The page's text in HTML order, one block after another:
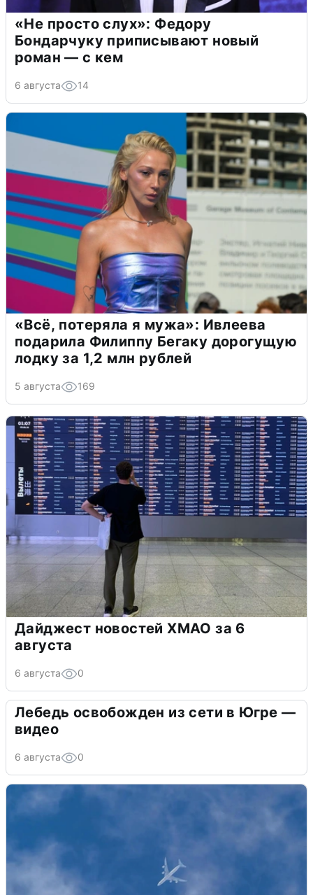
«Не просто слух»: Федору
Бондарчуку приписывают новый
роман — с кем
6 августа 14
«Всё, потеряла я мужа»: Ивлеева
подарила Филиппу Бегаку дорогущую
лодку за 1,2 млн рублей
5 августа 169
Дайджест новостей ХМАО за 6
августа
6 августа 0
Лебедь освобожден из сети в Югре —
видео
6 августа 0